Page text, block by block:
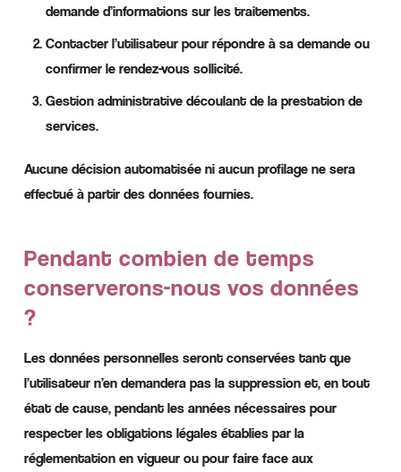
demande d’informations sur les traitements.
Contacter l’utilisateur pour répondre à sa demande ou
confirmer le rendez-vous sollicité.
Gestion administrative découlant de la prestation de
services.
Aucune décision automatisée ni aucun profilage ne sera
effectué à partir des données fournies.
Pendant combien de temps
conserverons-nous vos données
?
Les données personnelles seront conservées tant que
l’utilisateur n’en demandera pas la suppression et, en tout
état de cause, pendant les années nécessaires pour
respecter les obligations légales établies par la
réglementation en vigueur ou pour faire face aux